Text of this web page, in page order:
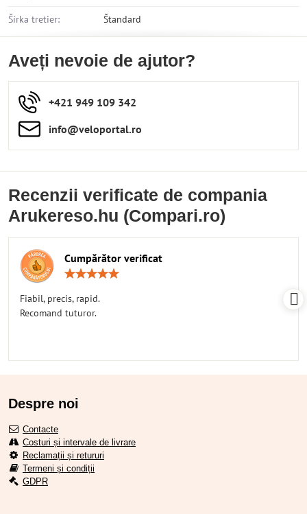
Šírka tretier: Štandard
Aveți nevoie de ajutor?
+421 949 109 342
info​​@veloportal​.ro
Recenzii verificate de compania
Arukereso.hu (Compari.ro)
Cumpărător verificat
Fiabil, precis, rapid.
Recomand tuturor.
Despre noi
Contacte
Costuri și intervale de livrare
Reclamații și retururi
Termeni și condiții
GDPR